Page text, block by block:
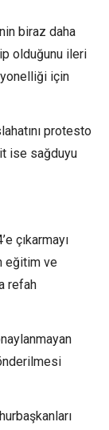
biraz daha
olduğunu ileri
için
protesto
ise sağduyu
çıkarmayı
eğitim ve
refah